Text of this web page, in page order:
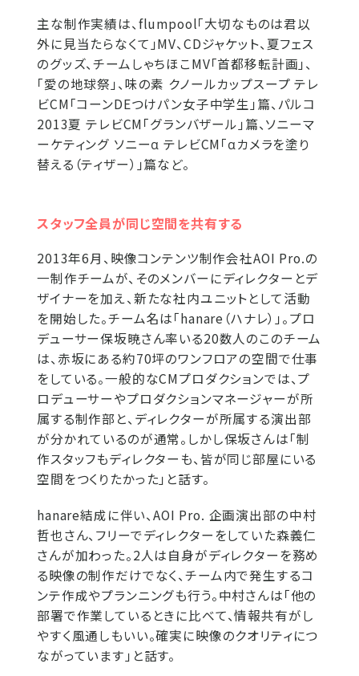
主な制作実績は、flumpool「大切なものは君以
外に見当たらなくて」MV、CDジャケット、夏フェス
のグッズ、チームしゃちほこMV「首都移転計画」、
「愛の地球祭」、味の素 クノールカップスープ テレ
ビCM「コーンDEつけパン女子中学生」篇、パルコ
2013夏 テレビCM「グランバザール」篇、ソニーマ
ーケティング ソニーα テレビCM「αカメラを塗り
替える（ティザー）」篇など。
スタッフ全員が同じ空間を共有する
2013年6月、映像コンテンツ制作会社AOI Pro.の
一制作チームが、そのメンバーにディレクターとデ
ザイナーを加え、新たな社内ユニットとして活動
を開始した。チーム名は「hanare（ハナレ）」。プロ
デューサー保坂暁さん率いる20数人のこのチーム
は、赤坂にある約70坪のワンフロアの空間で仕事
をしている。一般的なCMプロダクションでは、プ
ロデューサーやプロダクションマネージャーが所
属する制作部と、ディレクターが所属する演出部
が分かれているのが通常。しかし保坂さんは「制
作スタッフもディレクターも、皆が同じ部屋にいる
空間をつくりたかった」と話す。
hanare結成に伴い、AOI Pro. 企画演出部の中村
哲也さん、フリーでディレクターをしていた森義仁
さんが加わった。2人は自身がディレクターを務め
る映像の制作だけでなく、チーム内で発生するコ
ンテ作成やプランニングも行う。中村さんは「他の
部署で作業しているときに比べて、情報共有がし
やすく風通しもいい。確実に映像のクオリティにつ
ながっています」と話す。